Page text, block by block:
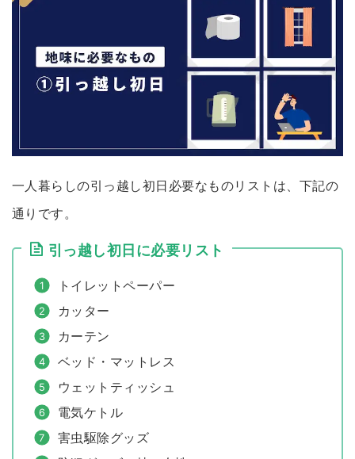
一人暮らしの引っ越し初日必要なものリストは、下記の
通りです。
引っ越し初日に必要リスト
トイレットペーパー
カッター
カーテン
ベッド・マットレス
ウェットティッシュ
電気ケトル
害虫駆除グッズ